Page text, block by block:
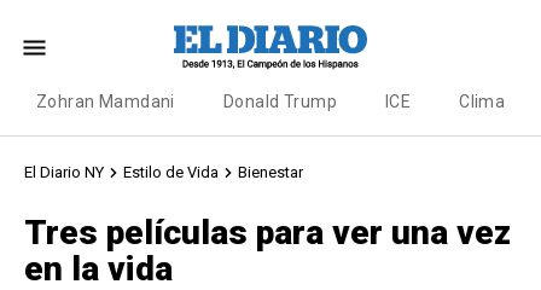
Zohran Mamdani Donald Trump ICE Clima
El Diario NY Estilo de Vida Bienestar
Tres películas para ver una vez
en la vida